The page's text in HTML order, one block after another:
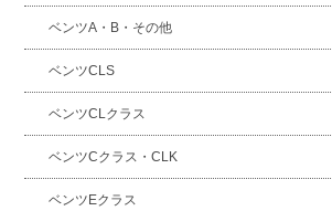
ベンツA・B・その他
ベンツCLS
ベンツCLクラス
ベンツCクラス・CLK
ベンツEクラス